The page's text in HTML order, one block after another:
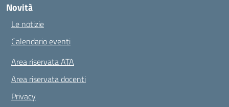
Novità
Le notizie
Calendario eventi
Area riservata ATA
Area riservata docenti
Privacy